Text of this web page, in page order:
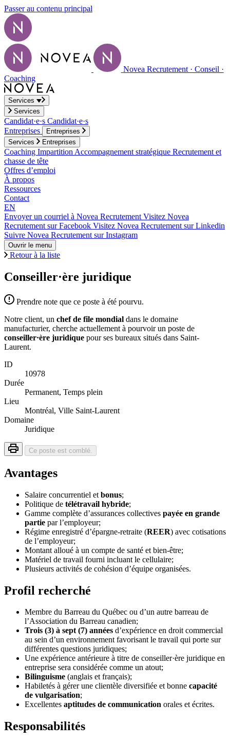
Passer au contenu principal
Novea Recrutement · Conseil ·
Coaching
Services
Services
Candidat·e·s Candidat·e·s
Entreprises
Entreprises
Services
Entreprises
Coaching Impartition Accompagnement stratégique Recrutement et
chasse de tête
Offres d’emploi
À propos
Ressources
Contact
EN
Envoyer un courriel à Novea Recrutement Visitez Novea
Recrutement sur Facebook Visitez Novea Recrutement sur Linkedin
Suivre Novea Recrutement sur Instagram
Ouvrir le menu
Retour à la liste
Conseiller·ère juridique
Prendre note que ce poste à été pourvu.
Notre client, un chef de file mondial dans le domaine
manufacturier, cherche actuellement à pourvoir un poste de
conseiller·ère juridique pour ses bureaux situés dans Saint-
Laurent.
ID
10978
Durée
Permanent, Temps plein
Lieu
Montréal, Ville Saint-Laurent
Domaine
Juridique
Ce poste est comblé.
Avantages
Salaire concurrentiel et bonus;
Politique de télétravail hybride;
Gamme complète d’assurances collectives payée en grande
partie par l’employeur;
Régime enregistré d’épargne-retraite (REER) avec cotisations
de l’employeur;
Montant alloué à un compte de santé et bien-être;
Matériel de travail fourni incluant le cellulaire;
Plusieurs activités de cohésion d’équipe organisées.
Profil recherché
Membre du Barreau du Québec ou d’un autre barreau de
l’Association du Barreau canadien;
Trois (3) à sept (7) années d’expérience en droit commercial
au sein d’un environnement favorisant le travail qui porte sur
différentes questions juridiques;
Une expérience antérieure à titre de conseiller·ère juridique en
entreprise sera considérée comme un atout;
Bilinguisme (anglais et français);
Habiletés à gérer une clientèle diversifiée et bonne capacité
de vulgarisation;
Excellentes aptitudes de communication orales et écrites.
Responsabilités